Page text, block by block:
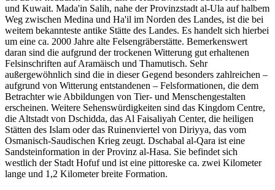
und Kuwait. Mada'in Salih, nahe der Provinzstadt al-Ula auf halbem
Weg zwischen Medina und Ha'il im Norden des Landes, ist die bei
weitem bekannteste antike Stätte des Landes. Es handelt sich hierbei
um eine ca. 2000 Jahre alte Felsengräberstätte. Bemerkenswert
daran sind die aufgrund der trockenen Witterung gut erhaltenen
Felsinschriften auf Aramäisch und Thamutisch. Sehr
außergewöhnlich sind die in dieser Gegend besonders zahlreichen –
aufgrund von Witterung entstandenen – Felsformationen, die dem
Betrachter wie Abbildungen von Tier- und Menschengestalten
erscheinen. Weitere Sehenswürdigkeiten sind das Kingdom Centre,
die Altstadt von Dschidda, das Al Faisaliyah Center, die heiligen
Stätten des Islam oder das Ruinenviertel von Diriyya, das vom
Osmanisch-Saudischen Krieg zeugt. Dschabal al-Qara ist eine
Sandsteinformation in der Provinz al-Hasa. Sie befindet sich
westlich der Stadt Hofuf und ist eine pittoreske ca. zwei Kilometer
lange und 1,2 Kilometer breite Formation.